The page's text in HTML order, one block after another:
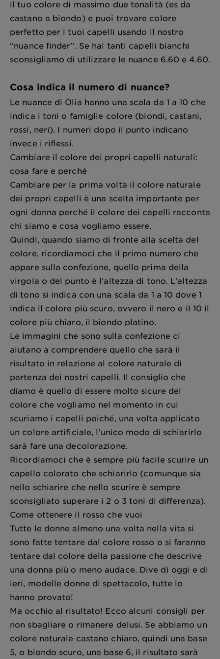
il tuo colore di massimo due tonalità (es da
castano a biondo) e puoi trovare colore
perfetto per i tuoi capelli usando il nostro
''nuance finder''. Se hai tanti capelli bianchi
sconsigliamo di utilizzare le nuance 6.60 e 4.60.
Cosa indica il numero di nuance?
Le nuance di Olia hanno una scala da 1 a 10 che
indica i toni o famiglie colore (biondi, castani,
rossi, neri). I numeri dopo il punto indicano
invece i riflessi.
Cambiare il colore dei propri capelli naturali:
cosa fare e perché
Cambiare per la prima volta il colore naturale
dei propri capelli è una scelta importante per
ogni donna perché il colore dei capelli racconta
chi siamo e cosa vogliamo essere.
Quindi, quando siamo di fronte alla scelta del
colore, ricordiamoci che il primo numero che
appare sulla confezione, quello prima della
virgola o del punto è l’altezza di tono. L'altezza
di tono si indica con una scala da 1 a 10 dove 1
indica il colore più scuro, ovvero il nero e il 10 il
colore più chiaro, il biondo platino.
Le immagini che sono sulla confezione ci
aiutano a comprendere quello che sarà il
risultato in relazione al colore naturale di
partenza dei nostri capelli. Il consiglio che
diamo è quello di essere molto sicure del
colore che vogliamo nel momento in cui
scuriamo i capelli poiché, una volta applicato
un colore artificiale, l’unico modo di schiarirlo
sarà fare una decolorazione.
Ricordiamoci che è sempre più facile scurire un
capello colorato che schiarirlo (comunque sia
nello schiarire che nello scurire è sempre
sconsigliato superare i 2 o 3 toni di differenza).
Come ottenere il rosso che vuoi
Tutte le donne almeno una volta nella vita si
sono fatte tentare dal colore rosso o si faranno
tentare dal colore della passione che descrive
una donna più o meno audace. Dive di oggi e di
ieri, modelle donne di spettacolo, tutte lo
hanno provato!
Ma occhio al risultato! Ecco alcuni consigli per
non sbagliare o rimanere delusi. Se abbiamo un
colore naturale castano chiaro, quindi una base
5, o biondo scuro, una base 6, il risultato sarà